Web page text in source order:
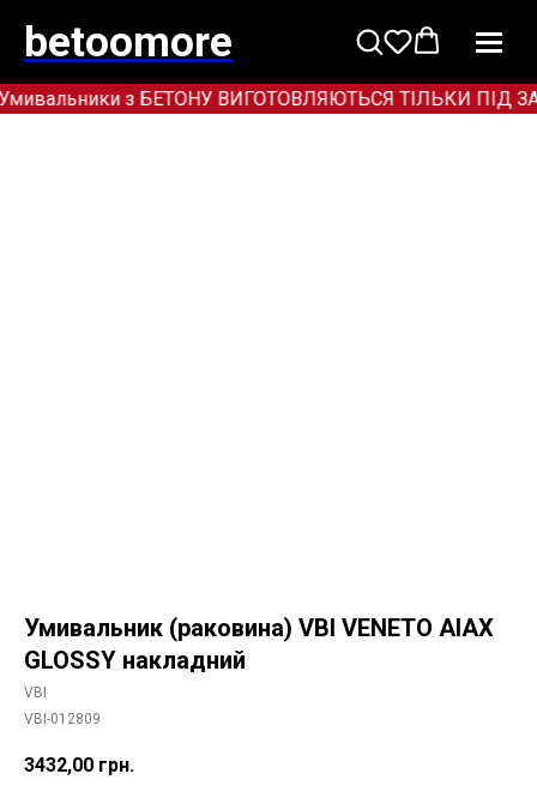
betoomore
з БЕТОНУ ВИГОТОВЛЯЮТЬСЯ ТІЛЬКИ ПІД
Умивальник (раковина) VBI VENETO AIAX
GLOSSY накладний
VBI
VBI-012809
3432,00 грн.